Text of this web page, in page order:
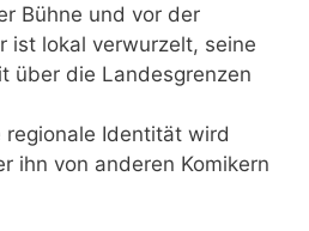
Bühne und vor der
ist lokal verwurzelt, seine
über die Landesgrenzen
regionale Identität wird
ihn von anderen Komikern